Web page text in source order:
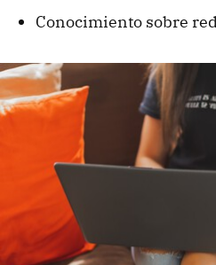
Conocimiento sobre